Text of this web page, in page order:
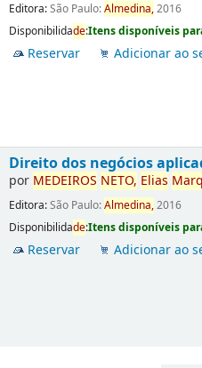
Editora:São Paulo:Almedina,2016
Disponibilidade:Itens disponíveis
Reservar Adicionar ao
Direito dos negócios
por MEDEIROS NETO, Elias
Editora:São Paulo:Almedina,2016
Disponibilidade:Itens disponíveis
Reservar Adicionar ao